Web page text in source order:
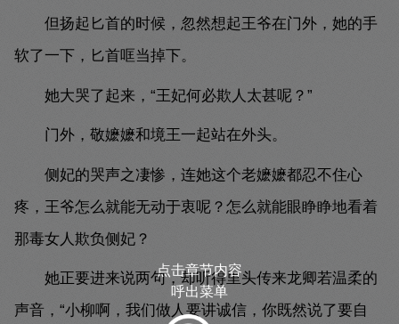
但扬起匕首的时候，忽然想起王爷在门外，她的手
软了一下，匕首哐当掉下。
她大哭了起来，“王妃何必欺人太甚呢？”
门外，敬嬷嬷和境王一起站在外头。
侧妃的哭声之凄惨，连她这个老嬷嬷都忍不住心
疼，王爷怎么就能无动于衷呢？怎么就能眼睁睁地看着
那毒女人欺负侧妃？
她正要进来说两句，却听得里头传来龙卿若温柔的
声音，“小柳啊，我们做人要讲诚信，你既然说了要自
点击章节内容
呼出菜单